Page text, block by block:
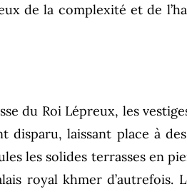
de la complexité et de
du Roi Lépreux, les
disparu, laissant place à
les solides terrasses en
royal khmer d’autrefois.